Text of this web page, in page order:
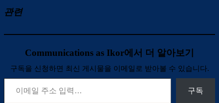
관련
Communications as Ikor에서 더 알아보기
구독을 신청하면 최신 게시물을 이메일로 받아볼 수 있습니다.
이메일 주소 입력…
구독